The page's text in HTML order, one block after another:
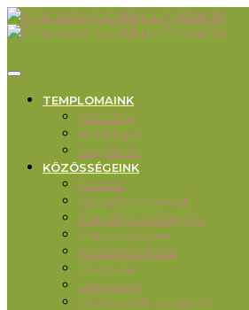
TEMPLOMAINK
Piliscsaba
Klotildliget
Pilisjászfalu
KÖZÖSSÉGEINK
Karitász
Ifjúsági közösségek
Családos közösségek
Imaközösségek
Felnőtt katekézis
Ökumené
Misekuckó
Művészetek, önképzés